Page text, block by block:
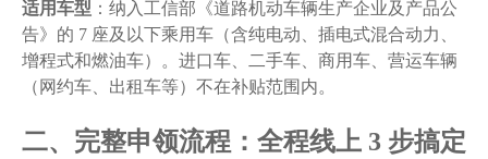
适用车型 ：纳入工信部《道路机动车辆生产企业及产品公
告》的 7 座及以下乘用车（含纯电动、插电式混合动力、
增程式和燃油车）。进口车、二手车、商用车、营运车辆
（网约车、出租车等）不在补贴范围内。
二、完整申领流程：全程线上 3 步搞定